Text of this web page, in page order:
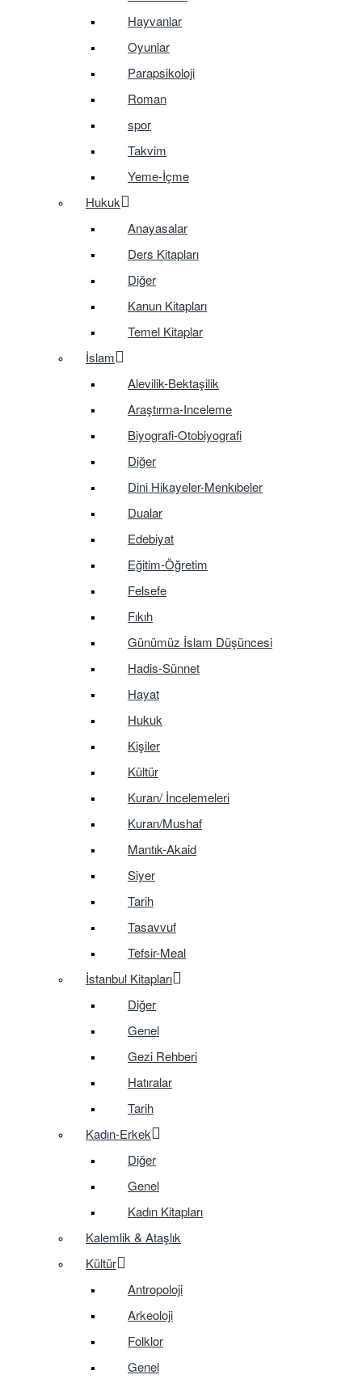
Hayvanlar
Oyunlar
Parapsikoloji
Roman
spor
Takvim
Yeme-İçme
Hukuk
Anayasalar
Ders Kitapları
Diğer
Kanun Kitapları
Temel Kitaplar
İslam
Alevilik-Bektaşilik
Araştırma-Inceleme
Biyografi-Otobiyografi
Diğer
Dini Hikayeler-Menkıbeler
Dualar
Edebiyat
Eğitim-Öğretim
Felsefe
Fıkıh
Günümüz İslam Düşüncesi
Hadis-Sünnet
Hayat
Hukuk
Kişiler
Kültür
Kuran/ İncelemeleri
Kuran/Mushaf
Mantık-Akaid
Siyer
Tarih
Tasavvuf
Tefsir-Meal
İstanbul Kitapları
Diğer
Genel
Gezi Rehberi
Hatıralar
Tarih
Kadın-Erkek
Diğer
Genel
Kadın Kitapları
Kalemlik & Ataşlık
Kültür
Antropoloji
Arkeoloji
Folklor
Genel